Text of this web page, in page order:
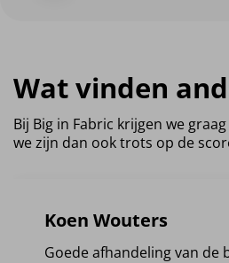
Wat vinden
Bij Big in Fabric krijgen we
we zijn dan ook trots op de
Koen Wouters
Goede afhandeling van de